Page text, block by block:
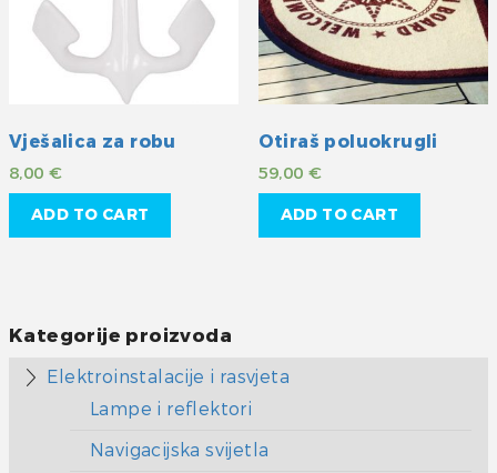
Vješalica za robu
8,00 €
ADD TO CART
Otiraš poluokrugli
59,00€
ADD TO CART
Kategorije proizvoda
Elektroinstalacije i rasvjeta
Lampe i reflektori
Navigacijska svijetla